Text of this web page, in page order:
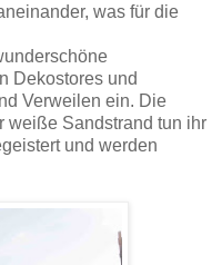
was für die
Dekostores und
Verweilen ein. Die
weiße Sandstrand tun ihr
und werden